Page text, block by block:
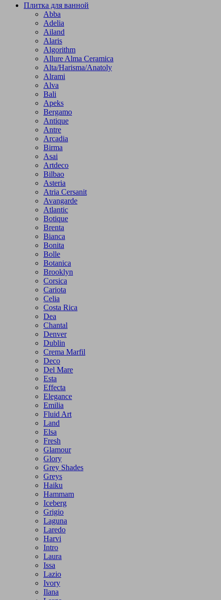
Плитка для ванной
Abba
Adelia
Ailand
Alaris
Algorithm
Allure Alma Ceramica
Alta/Harisma/Anatoly
Alrami
Alva
Bali
Apeks
Bergamo
Antique
Antre
Arcadia
Birma
Asai
Artdeco
Bilbao
Asteria
Atria Cersanit
Avangarde
Atlantic
Botique
Brenta
Bianca
Bonita
Bolle
Botanica
Brooklyn
Corsica
Cariota
Celia
Costa Rica
Dea
Chantal
Denver
Dublin
Crema Marfil
Deco
Del Mare
Esta
Effecta
Elegance
Emilia
Fluid Art
Land
Elsa
Fresh
Glamour
Glory
Grey Shades
Greys
Haiku
Hammam
Iceberg
Grigio
Laguna
Laredo
Harvi
Intro
Laura
Issa
Lazio
Ivory
Ilana